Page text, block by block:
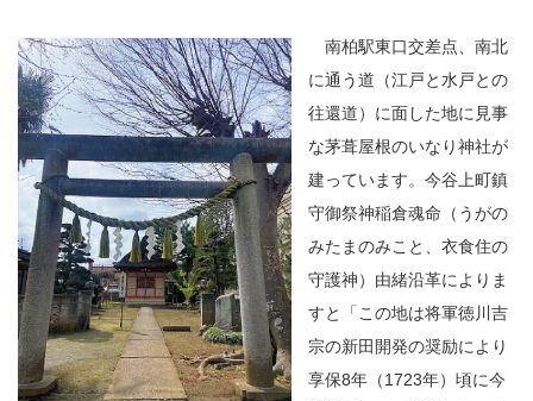
南柏駅東口交差点、南北
に通う道（江戸と水戸との
往還道）に面した地に見事
な茅葺屋根のいなり神社が
建っています。今谷上町鎮
守御祭神稲倉魂命（うがの
みたまのみこと、衣食住の
守護神）由緒沿革によりま
すと「この地は将軍徳川吉
宗の新田開発の奨励により
享保8年（1723年）頃に今